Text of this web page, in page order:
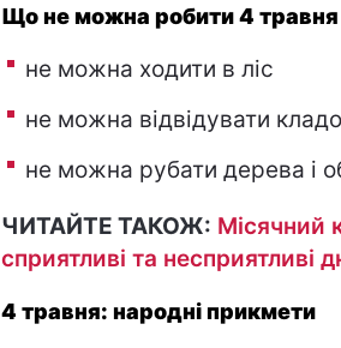
Що не можна робити 4 травня
не можна ходити в ліс
не можна відвідувати
не можна рубати дерева і
ЧИТАЙТЕ ТАКОЖ: Місячний
сприятливі та несприятливі
4 травня: народні прикмети